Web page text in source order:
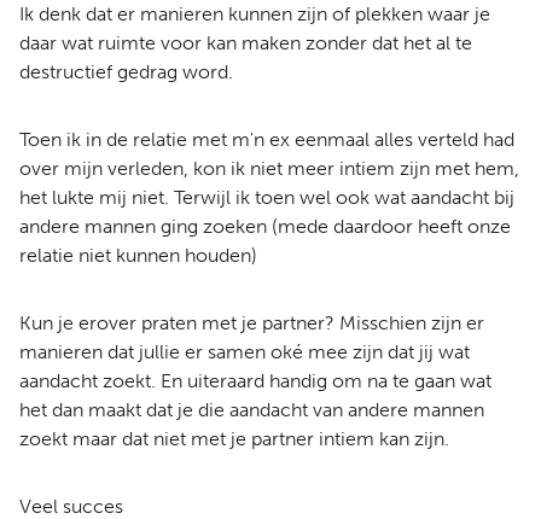
Ik denk dat er manieren kunnen zijn of plekken waar je
daar wat ruimte voor kan maken zonder dat het al te
destructief gedrag word.
Toen ik in de relatie met m'n ex eenmaal alles verteld had
over mijn verleden, kon ik niet meer intiem zijn met hem,
het lukte mij niet. Terwijl ik toen wel ook wat aandacht bij
andere mannen ging zoeken (mede daardoor heeft onze
relatie niet kunnen houden)
Kun je erover praten met je partner? Misschien zijn er
manieren dat jullie er samen oké mee zijn dat jij wat
aandacht zoekt. En uiteraard handig om na te gaan wat
het dan maakt dat je die aandacht van andere mannen
zoekt maar dat niet met je partner intiem kan zijn.
Veel succes